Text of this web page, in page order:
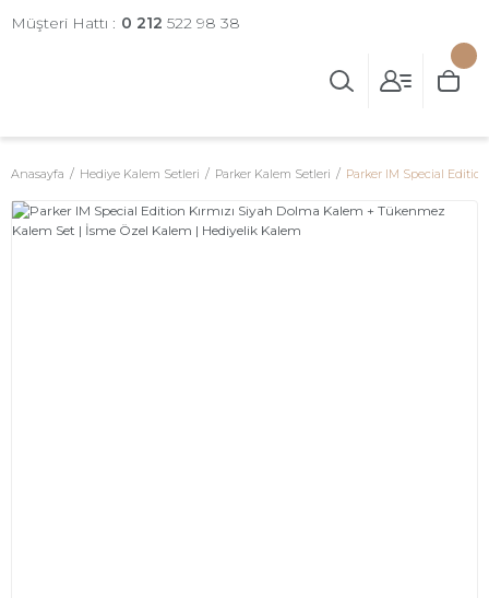
Müşteri Hattı : 0 212 522 98 38
Anasayfa Hediye Kalem Setleri Parker Kalem Setleri Parker IM Special